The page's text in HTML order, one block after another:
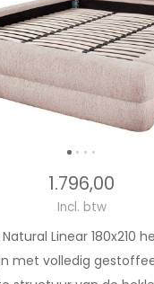
1.796,00
Incl. btw
Linear 180x210
met volledig